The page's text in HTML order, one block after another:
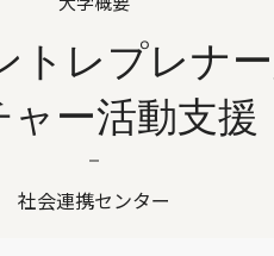
トレプレナ
ャー活動支援
社会連携センター